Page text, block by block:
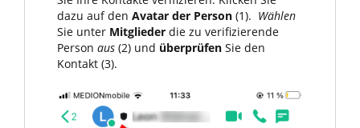
dazu auf den Avatar der Person (1). Wählen
Sie unter Mitglieder die zu verifizierende
Person aus (2) und überprüfen Sie den
Kontakt (3).